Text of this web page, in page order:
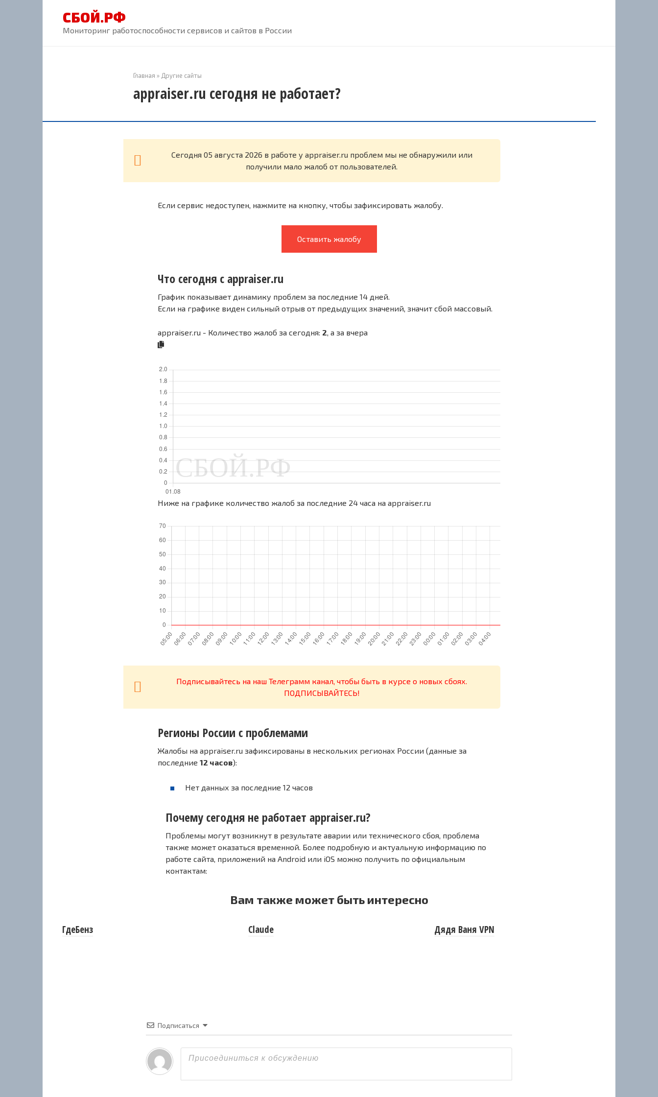
СБОЙ.РФ
Мониторинг работоспособности сервисов и сайтов в России
Главная » Другие сайты
appraiser.ru сегодня не работает?
Cегодня 05 августа 2026 в работе у appraiser.ru проблем мы не обнаружили или
получили мало жалоб от пользователей.
Если сервис недоступен, нажмите на кнопку, чтобы зафиксировать жалобу.
Оставить жалобу
Что сегодня с appraiser.ru
График показывает динамику проблем за последние 14 дней.
Если на графике виден сильный отрыв от предыдущих значений, значит сбой массовый.
appraiser.ru - Количество жалоб за сегодня: 2, а за вчера
Ниже на графике количество жалоб за последние 24 часа на appraiser.ru
Подписывайтесь на наш Телеграмм канал, чтобы быть в курсе о новых сбоях.
ПОДПИСЫВАЙТЕСЬ!
Регионы России с проблемами
Жалобы на appraiser.ru зафиксированы в нескольких регионах России (данные за
последние 12 часов):
Нет данных за последние 12 часов
Почему сегодня не работает appraiser.ru?
Проблемы могут возникнут в результате аварии или технического сбоя, проблема
также может оказаться временной. Более подробную и актуальную информацию по
работе сайта, приложений на Android или iOS можно получить по официальным
контактам:
Вам также может быть интересно
ГдеБенз Claude Дядя Ваня VPN
Подписаться